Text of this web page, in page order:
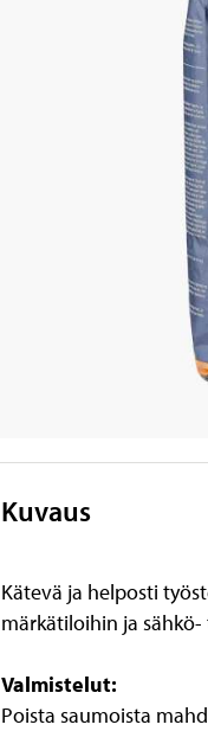
Kuvaus
Kätevä ja helposti
märkätiloihin ja
Valmistelut:
Poista saumoista